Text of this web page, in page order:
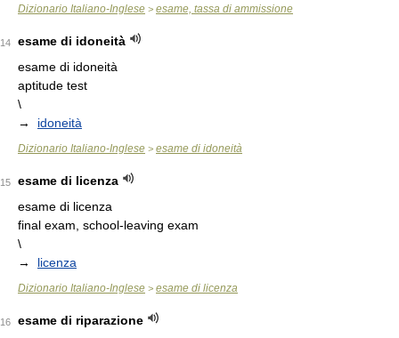
Dizionario Italiano-Inglese > esame, tassa di ammissione
14
esame di idoneità
esame di idoneità
aptitude test
\
→ idoneità
Dizionario Italiano-Inglese > esame di idoneità
15
esame di licenza
esame di licenza
final exam, school-leaving exam
\
→ licenza
Dizionario Italiano-Inglese > esame di licenza
16
esame di riparazione